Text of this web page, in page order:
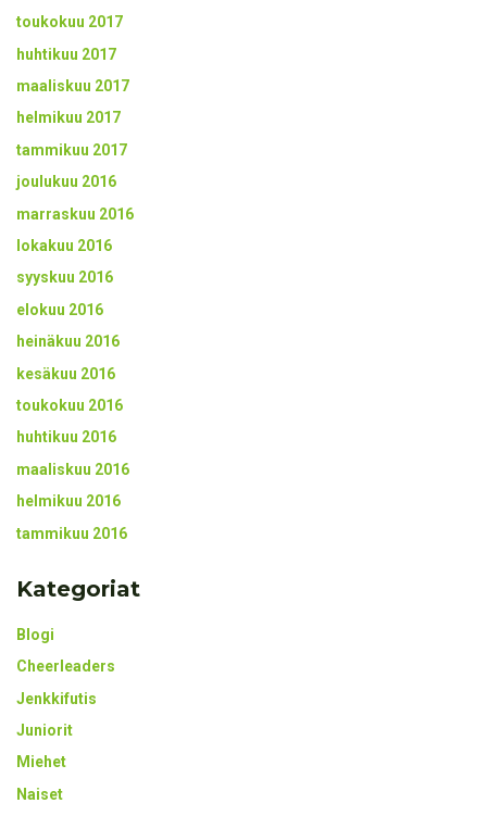
toukokuu 2017
huhtikuu 2017
maaliskuu 2017
helmikuu 2017
tammikuu 2017
joulukuu 2016
marraskuu 2016
lokakuu 2016
syyskuu 2016
elokuu 2016
heinäkuu 2016
kesäkuu 2016
toukokuu 2016
huhtikuu 2016
maaliskuu 2016
helmikuu 2016
tammikuu 2016
Kategoriat
Blogi
Cheerleaders
Jenkkifutis
Juniorit
Miehet
Naiset